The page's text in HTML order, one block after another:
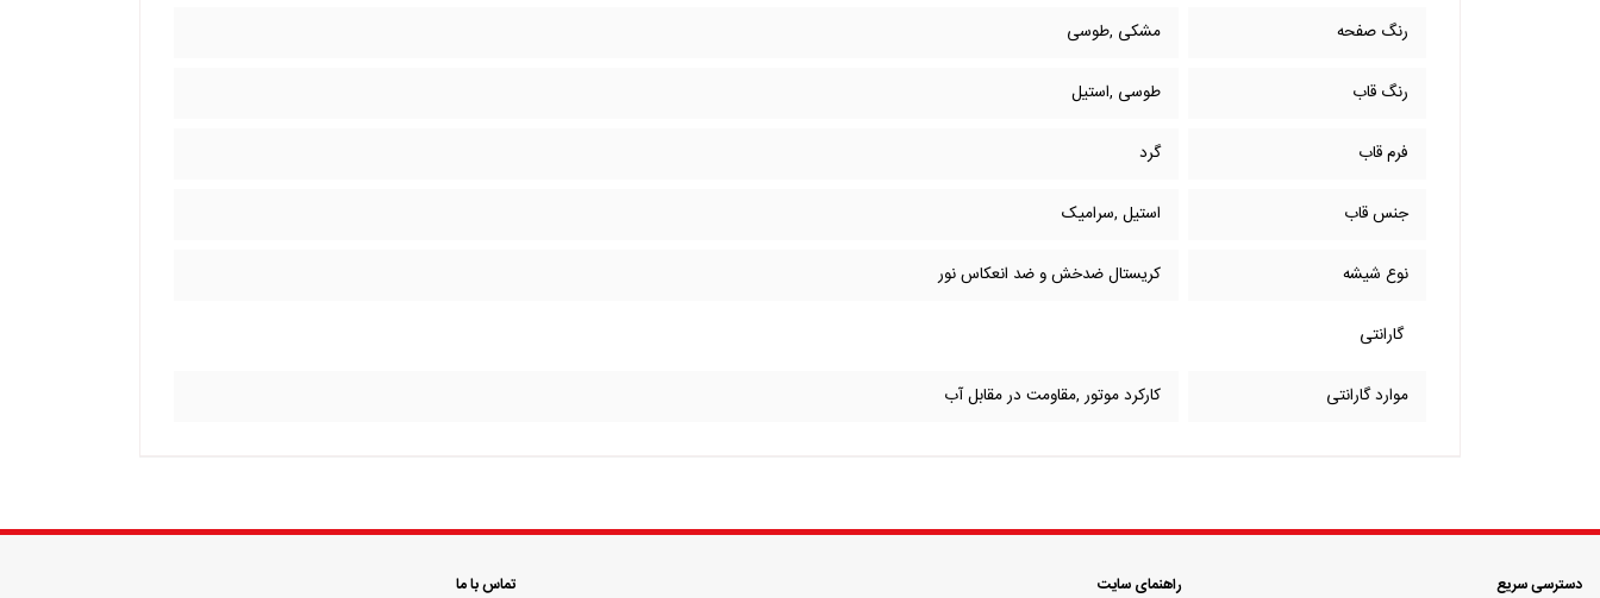
رنگ صفحه مشکی ,طوسی
رنگ قاب طوسی ,استیل
فرم قاب گرد
جنس قاب استیل ,سرامیک
نوع شیشه کریستال ضدخش و ضد انعکاس نور
گارانتی
موارد گارانتی کارکرد موتور ,مقاومت در مقابل آب
دسترسی سریع راهنمای سایت تماس با ما